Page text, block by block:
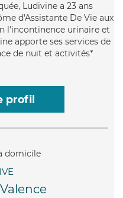
Ludivine a 23 ans
d'Assistante De Vie aux
l'incontinence urinaire et
apporte ses services de
de nuit et activités*
profil
Valence